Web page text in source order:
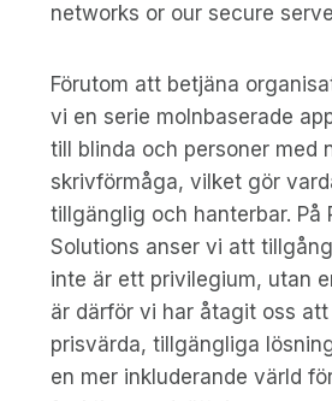
networks or our secure
Förutom att betjäna
vi en serie molnbaserade
till blinda och personer med
skrivförmåga, vilket gör
tillgänglig och hanterbar. På
Solutions anser vi att
inte är ett privilegium, utan
är därför vi har åtagit oss
prisvärda, tillgängliga
en mer inkluderande värld